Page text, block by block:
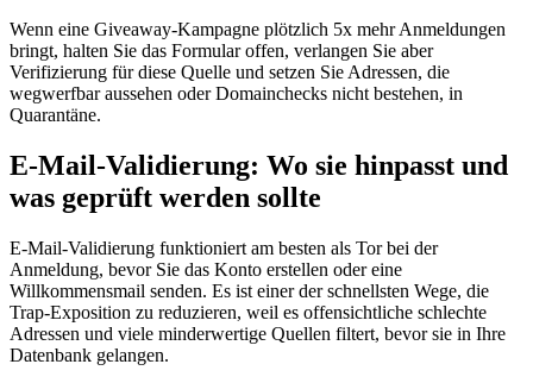
Wenn eine Giveaway‑Kampagne plötzlich 5x mehr Anmeldungen
bringt, halten Sie das Formular offen, verlangen Sie aber
Verifizierung für diese Quelle und setzen Sie Adressen, die
wegwerfbar aussehen oder Domainchecks nicht bestehen, in
Quarantäne.
E‑Mail‑Validierung: Wo sie hinpasst und
was geprüft werden sollte
E‑Mail‑Validierung funktioniert am besten als Tor bei der
Anmeldung, bevor Sie das Konto erstellen oder eine
Willkommensmail senden. Es ist einer der schnellsten Wege, die
Trap‑Exposition zu reduzieren, weil es offensichtliche schlechte
Adressen und viele minderwertige Quellen filtert, bevor sie in Ihre
Datenbank gelangen.